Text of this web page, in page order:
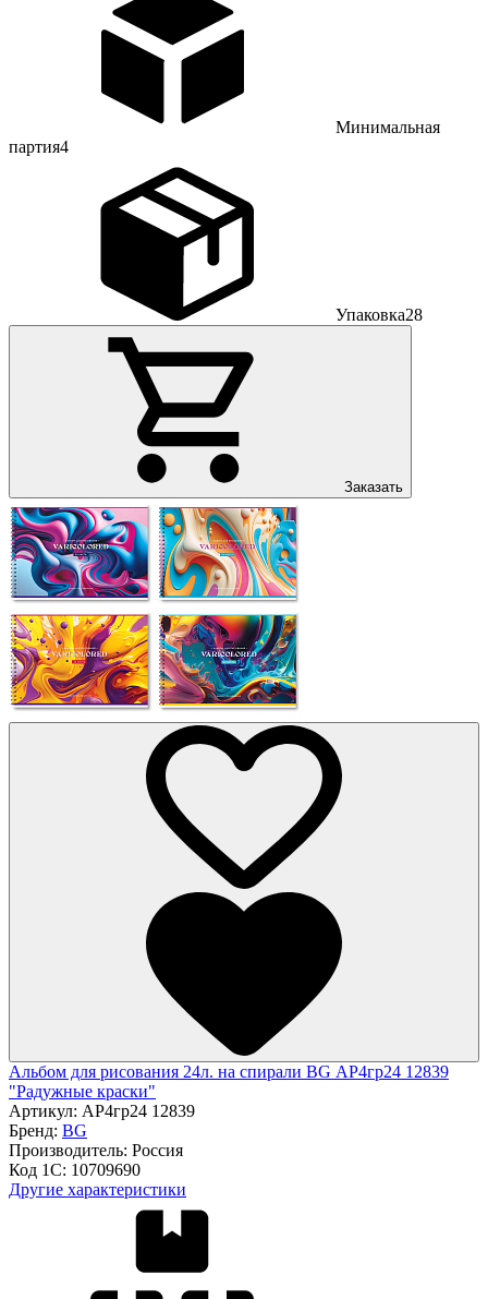
Минимальная
партия4
Упаковка28
Заказать
Альбом для рисования 24л. на спирали BG АР4гр24 12839
"Радужные краски"
Артикул: АР4гр24 12839
Бренд: BG
Производитель: Россия
Код 1С: 10709690
Другие характеристики